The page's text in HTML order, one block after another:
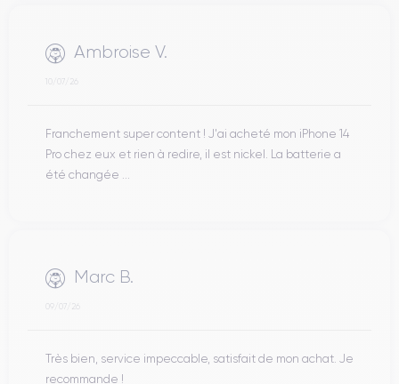
Ambroise V.
10/07/26
Franchement super content ! J'ai acheté mon iPhone 14
Pro chez eux et rien à redire, il est nickel. La batterie a
été changée ...
Marc B.
09/07/26
Très bien, service impeccable, satisfait de mon achat. Je
recommande !